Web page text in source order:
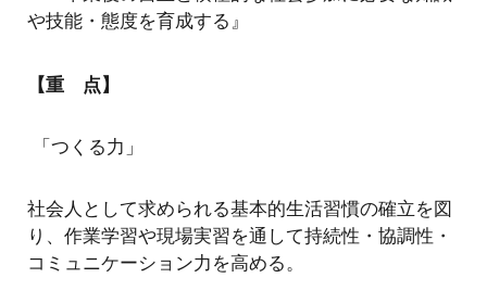
や技能・態度を育成する』
【重 点】
「つくる力」
社会人として求められる基本的生活習慣の確立を図
り、作業学習や現場実習を通して持続性・協調性・
コミュニケーション力を高める。